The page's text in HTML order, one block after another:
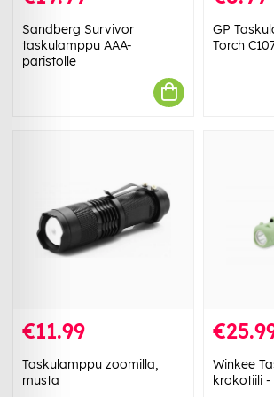
Sandberg Survivor
taskulamppu AAA-
paristolle
GP
Torch
€11.99
Taskulamppu zoomilla,
musta
Winkee
krokotiili -